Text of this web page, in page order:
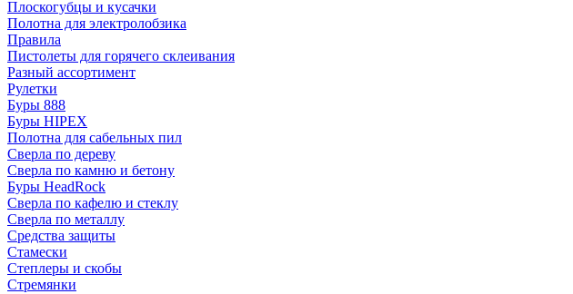
Плоскогубцы и кусачки
Полотна для электролобзика
Правила
Пистолеты для горячего склеивания
Разный ассортимент
Рулетки
Буры 888
Буры HIPEX
Полотна для сабельных пил
Сверла по дереву
Сверла по камню и бетону
Буры HeadRock
Сверла по кафелю и стеклу
Сверла по металлу
Средства защиты
Стамески
Степлеры и скобы
Стремянки